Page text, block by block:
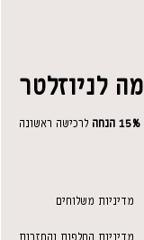
לניוזלטר
15% הנחה לרכישה ראשונה
מדיניות משלוחים